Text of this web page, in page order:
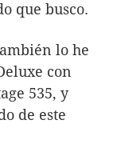
que busco.
lo he
con
535, y
de este